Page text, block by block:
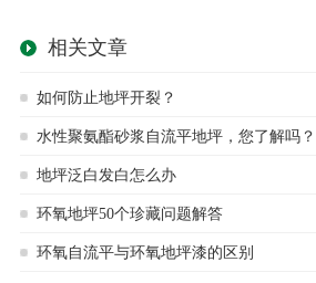
相关文章
如何防止地坪开裂？
水性聚氨酯砂浆自流平地坪，您了解吗？
地坪泛白发白怎么办
环氧地坪50个珍藏问题解答
环氧自流平与环氧地坪漆的区别